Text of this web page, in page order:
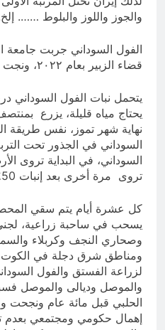
والجوز واللوز والبلوط …….
الفول السوداني جربت جامعة
قضاء الزبير بعام ٢٠٢٢، ونجت التجربة،
يتحمل نبات الفول السوداني
يحتاج مياه قليلة، يزرع
نهاية شهر تموز، نفس طريقة
السوداني في الجذور تحت
السوداني، في البداية تروى
تروى مرة أخرى بعد إنبات 50٪ من الجذور.
كل عشرة أيام يتم سقي
يسحب في ساحبة زراعية،
وصحاري النجف وكربلاء
ومناطق شرق دجلة في الكوت
لزراعة الفستق والفول
والموصل وديالى والموصل
الحلبي قبل مائة عام ونجحت
إهمال حكومي ومجتمعي بعدم